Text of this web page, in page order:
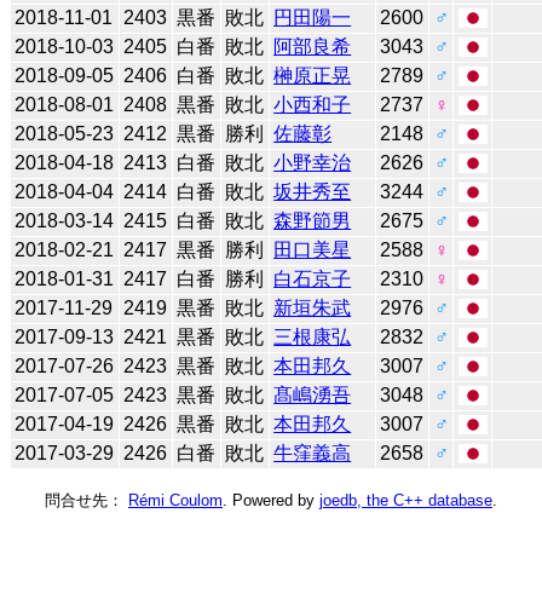
2018-11-01
2403 黒番 敗北 円田陽一 2600
♂
2018-10-03 2405 白番 敗北 阿部良希 3043
♂
2018-09-05 2406 白番 敗北 榊原正晃 2789
♂
2018-08-01 2408 黒番 敗北 小西和子 2737
♀
2018-05-23 2412 黒番 勝利 佐藤彰 2148
♂
2018-04-18 2413 白番 敗北 小野幸治 2626
♂
2018-04-04 2414 白番 敗北 坂井秀至 3244
♂
2018-03-14 2415 白番 敗北 森野節男 2675
♂
2018-02-21 2417 黒番 勝利 田口美星 2588
♀
2018-01-31 2417 白番 勝利 白石京子 2310
♀
2017-11-29 2419 黒番 敗北 新垣朱武 2976
♂
2017-09-13 2421 黒番 敗北 三根康弘 2832
♂
2017-07-26 2423 黒番 敗北 本田邦久 3007
♂
2017-07-05 2423 黒番 敗北 髙嶋湧吾 3048
♂
2017-04-19 2426 黒番 敗北 本田邦久 3007
♂
2017-03-29 2426 白番 敗北 牛窪義高 2658 ♂
問合せ先： Rémi Coulom . Powered by joedb, the C++ database